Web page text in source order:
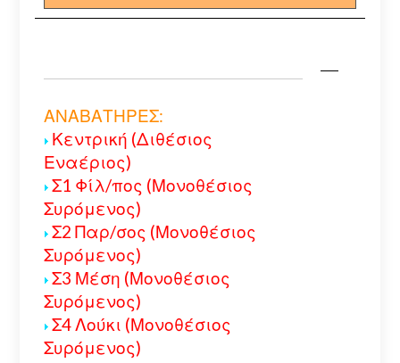
ΑΝΑΒΑΤΗΡΕΣ:
Κεντρική (Διθέσιος
Εναέριος)
Σ1 Φίλ/πος (Μονοθέσιος
Συρόμενος)
Σ2 Παρ/σος (Μονοθέσιος
Συρόμενος)
Σ3 Μέση (Μονοθέσιος
Συρόμενος)
Σ4 Λούκι (Μονοθέσιος
Συρόμενος)